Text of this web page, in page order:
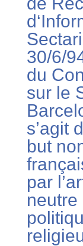
30/6/
du
sur le
s’agit
but
par
neutre